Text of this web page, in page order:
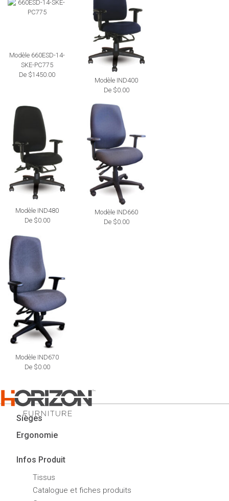
Modèle 660ESD-14-
SKE-PC775
De $1450.00
Modèle IND400
De $0.00
Modèle IND480
De $0.00
Modèle IND660
De $0.00
Modèle IND670
De $0.00
Sièges
Ergonomie
Infos Produit
Tissus
Catalogue et fiches produits